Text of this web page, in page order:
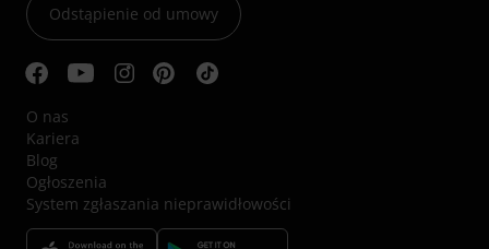
Odstąpienie od umowy
O nas
Kariera
Blog
Ogłoszenia
System zgłaszania nieprawidłowości